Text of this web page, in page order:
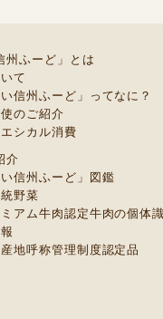
州ふーど」とは
て
い信州ふーど」ってなに？
のご紹介
シカル消費
介
い信州ふーど」図鑑
野菜
アム牛肉認定牛肉の個体識
地呼称管理制度認定品